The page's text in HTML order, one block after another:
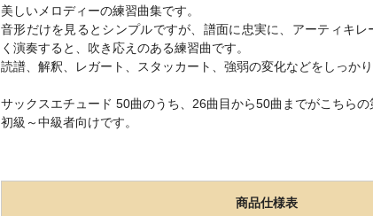
美しいメロディーの練習曲集です。
音形だけを見るとシンプルですが、譜面に忠実に、アーティキ
く演奏すると、吹き応えのある練習曲です。
読譜、解釈、レガート、スタッカート、強弱の変化などをしっか
サックスエチュード 50曲のうち、26曲目から50曲までがこちら
初級～中級者向けです。
商品仕様表